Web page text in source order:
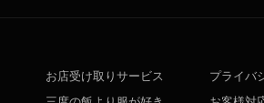
お店受け取りサービス
プライバ